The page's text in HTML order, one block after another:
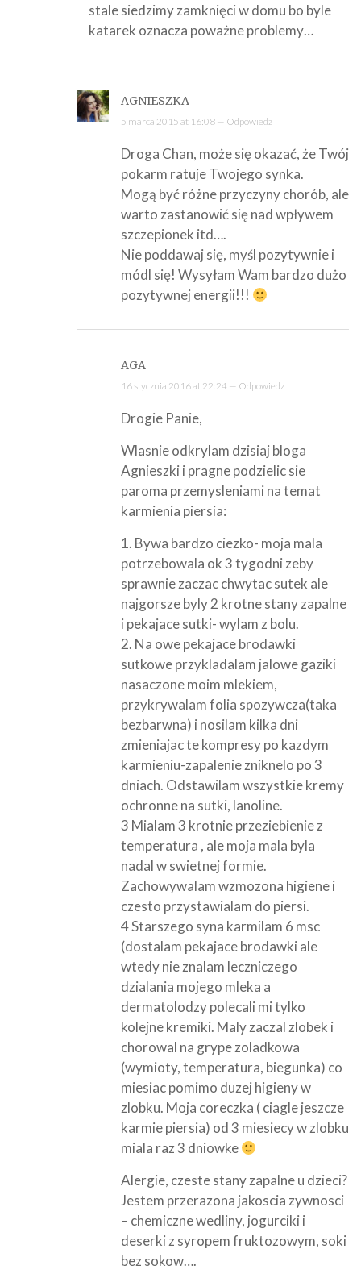
stale siedzimy zamknięci w domu bo byle
katarek oznacza poważne problemy…
AGNIESZKA
5 marca 2015 at 16:08 — Odpowiedz
Droga Chan, może się okazać, że Twój
pokarm ratuje Twojego synka.
Mogą być różne przyczyny chorób, ale
warto zastanowić się nad wpływem
szczepionek itd….
Nie poddawaj się, myśl pozytywnie i
módl się! Wysyłam Wam bardzo dużo
pozytywnej energii!!!
AGA
16 stycznia 2016 at 22:24 — Odpowiedz
Drogie Panie,
Wlasnie odkrylam dzisiaj bloga
Agnieszki i pragne podzielic sie
paroma przemysleniami na temat
karmienia piersia:
1. Bywa bardzo ciezko- moja mala
potrzebowala ok 3 tygodni zeby
sprawnie zaczac chwytac sutek ale
najgorsze byly 2 krotne stany zapalne
i pekajace sutki- wylam z bolu.
2. Na owe pekajace brodawki
sutkowe przykladalam jalowe gaziki
nasaczone moim mlekiem,
przykrywalam folia spozywcza(taka
bezbarwna) i nosilam kilka dni
zmieniajac te kompresy po kazdym
karmieniu-zapalenie zniknelo po 3
dniach. Odstawilam wszystkie kremy
ochronne na sutki, lanoline.
3 Mialam 3 krotnie przeziebienie z
temperatura , ale moja mala byla
nadal w swietnej formie.
Zachowywalam wzmozona higiene i
czesto przystawialam do piersi.
4 Starszego syna karmilam 6 msc
(dostalam pekajace brodawki ale
wtedy nie znalam leczniczego
dzialania mojego mleka a
dermatolodzy polecali mi tylko
kolejne kremiki. Maly zaczal zlobek i
chorowal na grype zoladkowa
(wymioty, temperatura, biegunka) co
miesiac pomimo duzej higieny w
zlobku. Moja coreczka ( ciagle jeszcze
karmie piersia) od 3 miesiecy w zlobku
miala raz 3 dniowke
Alergie, czeste stany zapalne u dzieci?
Jestem przerazona jakoscia zywnosci
– chemiczne wedliny, jogurciki i
deserki z syropem fruktozowym, soki
bez sokow….